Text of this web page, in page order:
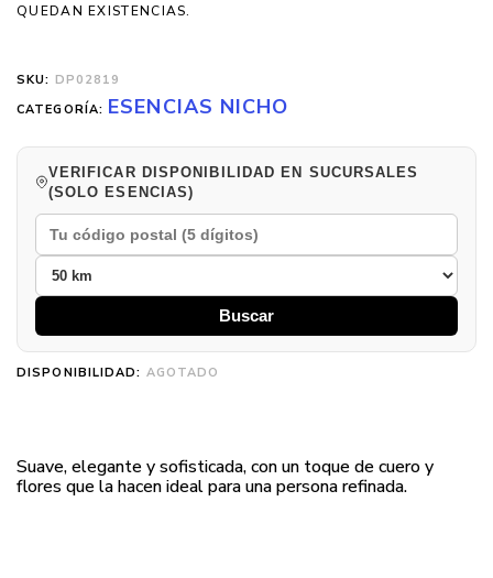
QUEDAN EXISTENCIAS.
SKU: DP02819
CATEGORÍA: ESENCIAS NICHO
VERIFICAR DISPONIBILIDAD EN SUCURSALES
(SOLO ESENCIAS)
Buscar
DISPONIBILIDAD: AGOTADO
Suave, elegante y sofisticada, con un toque de cuero y
flores que la hacen ideal para una persona refinada.